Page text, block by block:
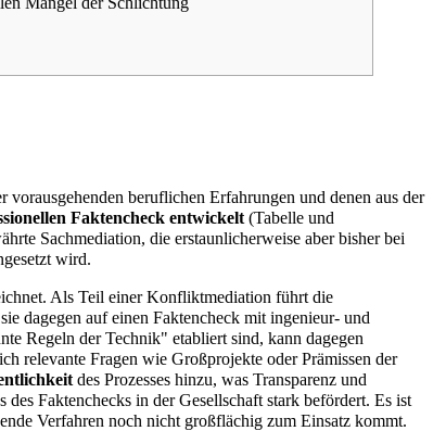
beruflichen Erfahrungen und denen aus der
Faktencheck entwickelt (Tabelle und
Sachmediation, die erstaunlicherweise aber bisher bei
wird.
Als Teil einer Konfliktmediation führt die
dagegen auf einen Faktencheck mit ingenieur- und
Regeln der Technik" etabliert sind, kann dagegen
relevante Fragen wie Großprojekte oder Prämissen der
des Prozesses hinzu, was Transparenz und
Faktenchecks in der Gesellschaft stark befördert. Es ist
Verfahren noch nicht großflächig zum Einsatz kommt.